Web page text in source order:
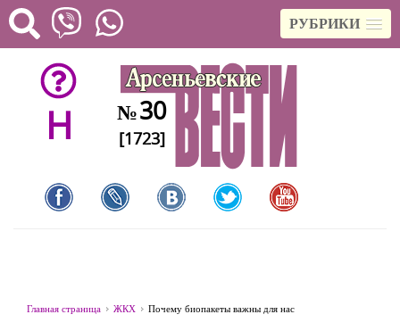
РУБРИКИ
H №30
[1723]
Главная страница ЖКХ Почему биопакеты важны для нас